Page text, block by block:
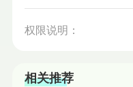
权限说明：
相关推荐